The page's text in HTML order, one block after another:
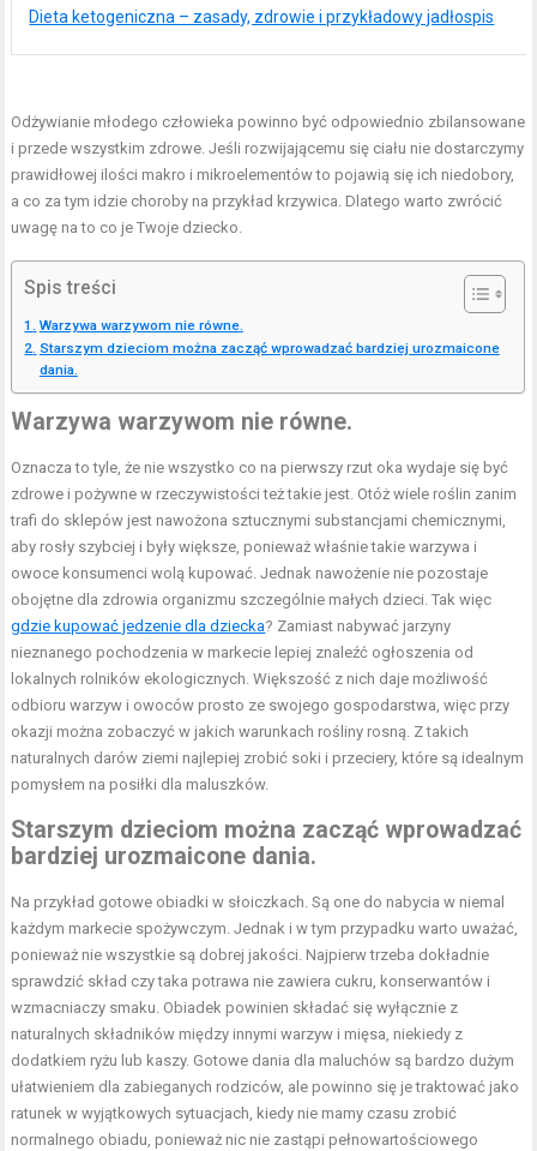
Dieta ketogeniczna – zasady, zdrowie i przykładowy jadłospis
Odżywianie młodego człowieka powinno być odpowiednio zbilansowane
i przede wszystkim zdrowe. Jeśli rozwijającemu się ciału nie dostarczymy
prawidłowej ilości makro i mikroelementów to pojawią się ich niedobory,
a co za tym idzie choroby na przykład krzywica. Dlatego warto zwrócić
uwagę na to co je Twoje dziecko.
Spis treści
Warzywa warzywom nie równe.
Starszym dzieciom można zacząć wprowadzać bardziej urozmaicone
dania.
Warzywa warzywom nie równe.
Oznacza to tyle, że nie wszystko co na pierwszy rzut oka wydaje się być
zdrowe i pożywne w rzeczywistości też takie jest. Otóż wiele roślin zanim
trafi do sklepów jest nawożona sztucznymi substancjami chemicznymi,
aby rosły szybciej i były większe, ponieważ właśnie takie warzywa i
owoce konsumenci wolą kupować. Jednak nawożenie nie pozostaje
obojętne dla zdrowia organizmu szczególnie małych dzieci. Tak więc
gdzie kupować jedzenie dla dziecka? Zamiast nabywać jarzyny
nieznanego pochodzenia w markecie lepiej znaleźć ogłoszenia od
lokalnych rolników ekologicznych. Większość z nich daje możliwość
odbioru warzyw i owoców prosto ze swojego gospodarstwa, więc przy
okazji można zobaczyć w jakich warunkach rośliny rosną. Z takich
naturalnych darów ziemi najlepiej zrobić soki i przeciery, które są idealnym
pomysłem na posiłki dla maluszków.
Starszym dzieciom można zacząć wprowadzać
bardziej urozmaicone dania.
Na przykład gotowe obiadki w słoiczkach. Są one do nabycia w niemal
każdym markecie spożywczym. Jednak i w tym przypadku warto uważać,
ponieważ nie wszystkie są dobrej jakości. Najpierw trzeba dokładnie
sprawdzić skład czy taka potrawa nie zawiera cukru, konserwantów i
wzmacniaczy smaku. Obiadek powinien składać się wyłącznie z
naturalnych składników między innymi warzyw i mięsa, niekiedy z
dodatkiem ryżu lub kaszy. Gotowe dania dla maluchów są bardzo dużym
ułatwieniem dla zabieganych rodziców, ale powinno się je traktować jako
ratunek w wyjątkowych sytuacjach, kiedy nie mamy czasu zrobić
normalnego obiadu, ponieważ nic nie zastąpi pełnowartościowego